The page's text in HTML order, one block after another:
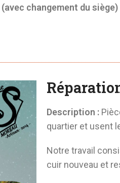
changement du
Description :
quartier et usent
Notre travail
cuir nouveau et